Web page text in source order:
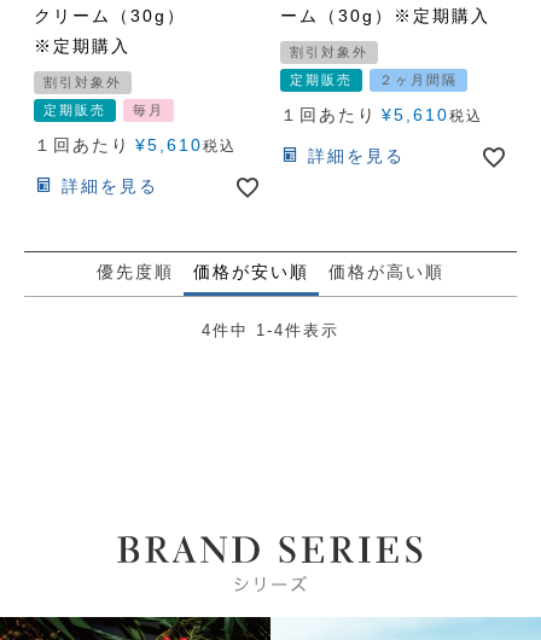
クリーム（30g）
※定期購入
割引対象外
定期販売
毎月
１回あたり ¥5,610税込
詳細を見る
ーム（30g）※定期購入
割引対象外
定期販売
２ヶ月間隔
１回あたり ¥5,610税込
詳細を見る
優先度順 価格が安い順 価格が高い順
4件中 1-4件表示